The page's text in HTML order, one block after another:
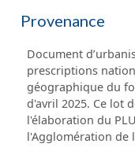
Provenance
Document
prescriptions
géographique du
d'avril 2025. Ce lot
l'élaboration du
l'Agglomération de